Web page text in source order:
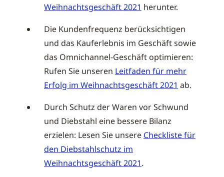
Weihnachtsgeschäft 2021 herunter.
Die Kundenfrequenz berücksichtigen
und das Kauferlebnis im Geschäft sowie
das Omnichannel-Geschäft optimieren:
Rufen Sie unseren Leitfaden für mehr
Erfolg im Weihnachtsgeschäft 2021 ab.
Durch Schutz der Waren vor Schwund
und Diebstahl eine bessere Bilanz
erzielen: Lesen Sie unsere Checkliste für
den Diebstahlschutz im
Weihnachtsgeschäft 2021.